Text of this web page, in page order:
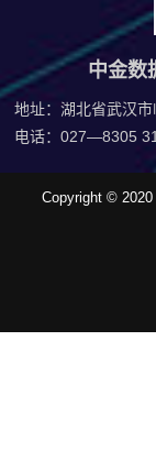
中金数
地址：湖北省武汉
电话：027—8305
Copyright © 2020